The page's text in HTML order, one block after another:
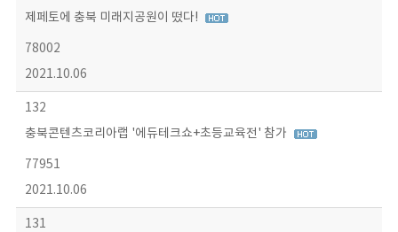
제페토에 충북 미래지공원이 떴다!
78002
2021.10.06
132
충북콘텐츠코리아랩 '에듀테크쇼+초등교육전' 참가
77951
2021.10.06
131